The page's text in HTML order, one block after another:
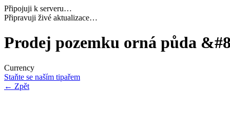
Připojuji k serveru…
Načítám potřebná data…
Prodej pozemku orná půda
Currency
Staňte se naším tipařem
← Zpět